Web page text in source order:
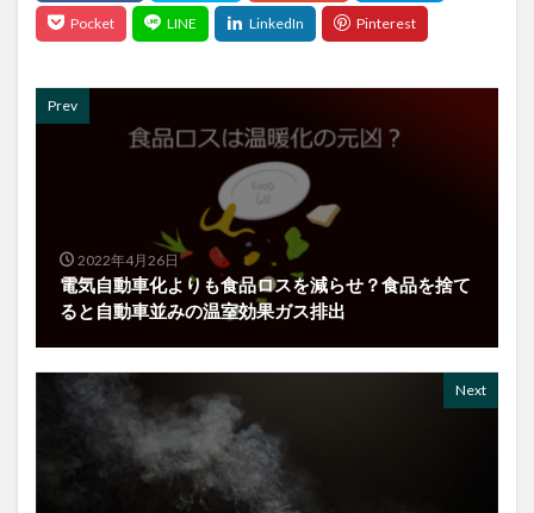
Prev
2022年4月26日
電気自動車化よりも食品ロスを減らせ？食品を捨て
ると自動車並みの温室効果ガス排出
Next